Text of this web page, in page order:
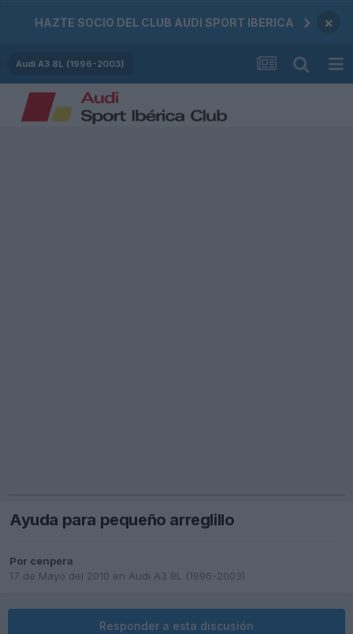
HAZTE SOCIO DEL CLUB AUDI SPORT IBERICA ×
Audi A3 8L (1996-2003)
Ayuda para pequeño arreglillo
Por cenpera
17 de Mayo del 2010 en Audi A3 8L (1996-2003)
Responder a esta discusión